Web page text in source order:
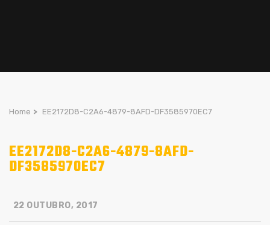
Home > EE2172D8-C2A6-4879-8AFD-DF3585970EC7
EE2172D8-C2A6-4879-8AFD-
DF3585970EC7
22 OUTUBRO, 2017